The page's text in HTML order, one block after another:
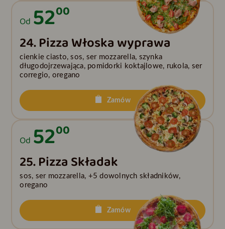
Od 5200
24. Pizza Włoska wyprawa
cienkie ciasto, sos, ser mozzarella, szynka
długodojrzewająca, pomidorki koktajlowe, rukola, ser
corregio, oregano
Zamów
Od 5200
25. Pizza Składak
sos, ser mozzarella, +5 dowolnych składników,
oregano
Zamów